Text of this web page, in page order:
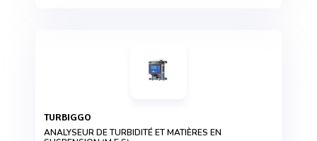
TURBIGGO
ANALYSEUR DE TURBIDITÉ ET MATIÈRES EN